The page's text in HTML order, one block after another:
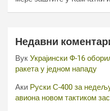
Недавни
Вук Украјински Ф-16
ракета у једном нападу
Аки Руски С-400 за
авиона новом тактиком